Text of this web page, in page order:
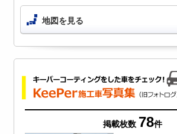
地図を見る
掲載枚数 78件